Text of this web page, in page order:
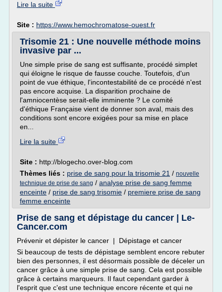
Lire la suite
Site : https://www.hemochromatose-ouest.fr
Trisomie 21 : Une nouvelle méthode moins
invasive par ...
Une simple prise de sang est suffisante, procédé simplet
qui éloigne le risque de fausse couche. Toutefois, d'un
point de vue éthique, l'incontestabilité de ce procédé n'est
pas encore acquise. La disparition prochaine de
l'amniocentèse serait-elle imminente ? Le comité
d'éthique Française vient de donner son aval, mais des
conditions sont encore exigées pour sa mise en place
en...
Lire la suite
Site : http://blogecho.over-blog.com
Thèmes liés : prise de sang pour la trisomie 21 / nouvelle
technique de prise de sang / analyse prise de sang femme
enceinte / prise de sang trisomie / premiere prise de sang
femme enceinte
Prise de sang et dépistage du cancer | Le-
Cancer.com
Prévenir et dépister le cancer | Dépistage et cancer
Si beaucoup de tests de dépistage semblent encore rebuter
bien des personnes, il est désormais possible de déceler un
cancer grâce à une simple prise de sang. Cela est possible
grâce à certains marqueurs. Il faut cependant garder à
l'esprit que c'est une technique encore récente et qui ne